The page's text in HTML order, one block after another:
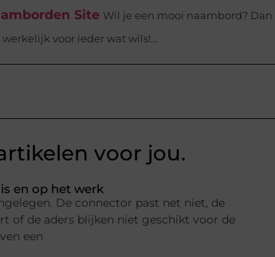
Site Wil je een mooi naambord?
voor ieder wat wils!...
voor jou.
en op het werk
De connector past net niet, de
of de aders blijken niet geschikt voor de
een